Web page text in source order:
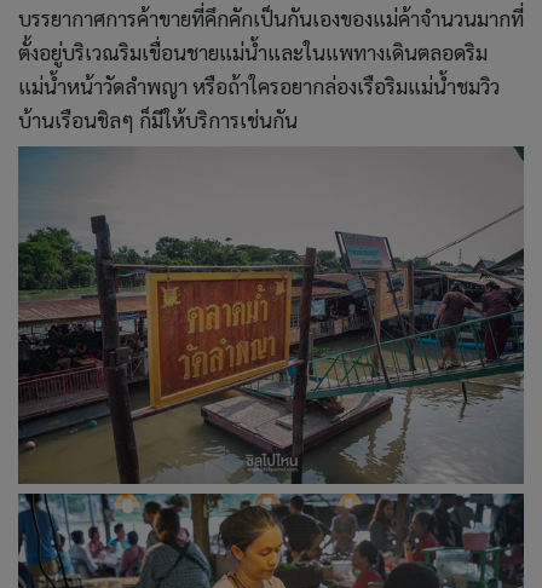
บรรยากาศการค้าขายที่คึกคักเป็นกันเองของแม่ค้าจำนวนมากที่
ตั้งอยู่บริเวณริมเขื่อนชายแม่น้ำและในแพทางเดินตลอดริม
แม่น้ำหน้าวัดลำพญา หรือถ้าใครอยากล่องเรือริมแม่น้ำชมวิว
บ้านเรือนชิลๆ ก็มีให้บริการเช่นกัน